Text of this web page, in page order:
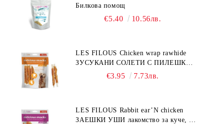
Билкова помощ
€5.40 10.56лв.
LES FILOUS Chicken wrap rawhide
ЗУСУКАНИ СОЛЕТИ С ПИЛЕШКО,
лакомство за куче, 100 г
€3.95 7.73лв.
LES FILOUS Rabbit ear’N chicken
ЗАЕШКИ УШИ лакомство за куче, 50